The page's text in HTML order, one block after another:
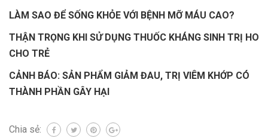
LÀM SAO ĐỂ SỐNG KHỎE VỚI BỆNH MỠ MÁU CAO?
THẬN TRỌNG KHI SỬ DỤNG THUỐC KHÁNG SINH TRỊ HO
CHO TRẺ
CẢNH BÁO: SẢN PHẨM GIẢM ĐAU, TRỊ VIÊM KHỚP CÓ
THÀNH PHẦN GÂY HẠI
Chia sẻ: